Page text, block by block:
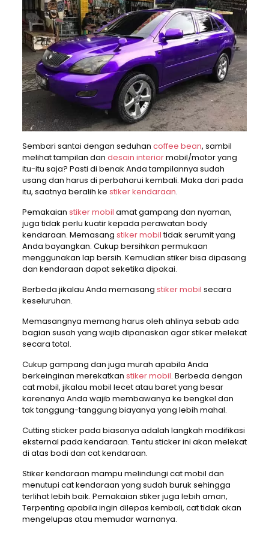
Sembari santai dengan seduhan coffee bean, sambil
melihat tampilan dan desain interiormobil/motor yang
itu-itu saja? Pasti di benak Anda tampilannya sudah
usang dan harus di perbaharui kembali. Maka dari pada
itu, saatnya beralih ke stiker kendaraan.
Pemakaian stiker mobil amat gampang dan nyaman,
juga tidak perlu kuatir kepada perawatan body
kendaraan. Memasang stiker mobiltidak serumit yang
Anda bayangkan. Cukup bersihkan permukaan
menggunakan lap bersih. Kemudian stiker bisa dipasang
dan kendaraan dapat seketika dipakai.
Berbeda jikalau Anda memasang stiker mobil secara
keseluruhan.
Memasangnya memang harus oleh ahlinya sebab ada
bagian susah yang wajib dipanaskan agar stiker melekat
secara total.
Cukup gampang dan juga murah apabila Anda
berkeinginan merekatkan stiker mobil. Berbeda dengan
cat mobil, jikalau mobil lecet atau baret yang besar
karenanya Anda wajib membawanya ke bengkel dan
tak tanggung-tanggung biayanya yang lebih mahal.
Cutting sticker pada biasanya adalah langkah modifikasi
eksternal pada kendaraan. Tentu sticker ini akan melekat
di atas bodi dan cat kendaraan.
Stiker kendaraan mampu melindungi cat mobil dan
menutupi cat kendaraan yang sudah buruk sehingga
terlihat lebih baik. Pemakaian stiker juga lebih aman,
Terpenting apabila ingin dilepas kembali, cat tidak akan
mengelupas atau memudar warnanya.